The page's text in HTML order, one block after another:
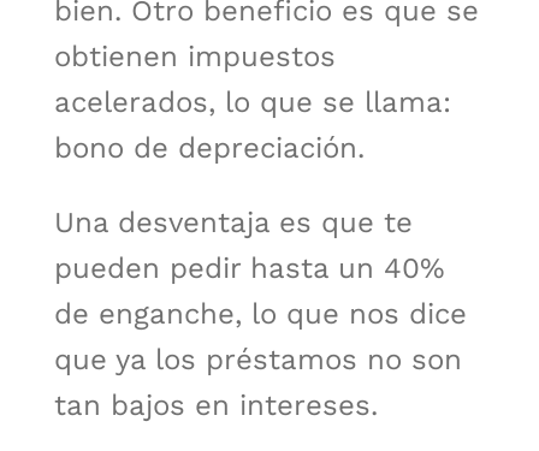
bien. Otro beneficio es que se
obtienen impuestos
acelerados, lo que se llama:
bono de depreciación.
Una desventaja es que te
pueden pedir hasta un 40%
de enganche, lo que nos dice
que ya los préstamos no son
tan bajos en intereses.